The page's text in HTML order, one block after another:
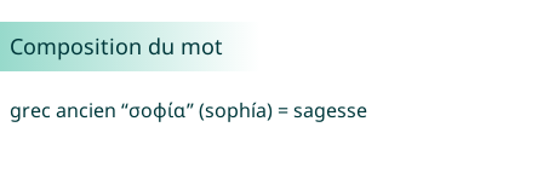
Composition du mot
grec ancien “σοφία” (sophía) = sagesse